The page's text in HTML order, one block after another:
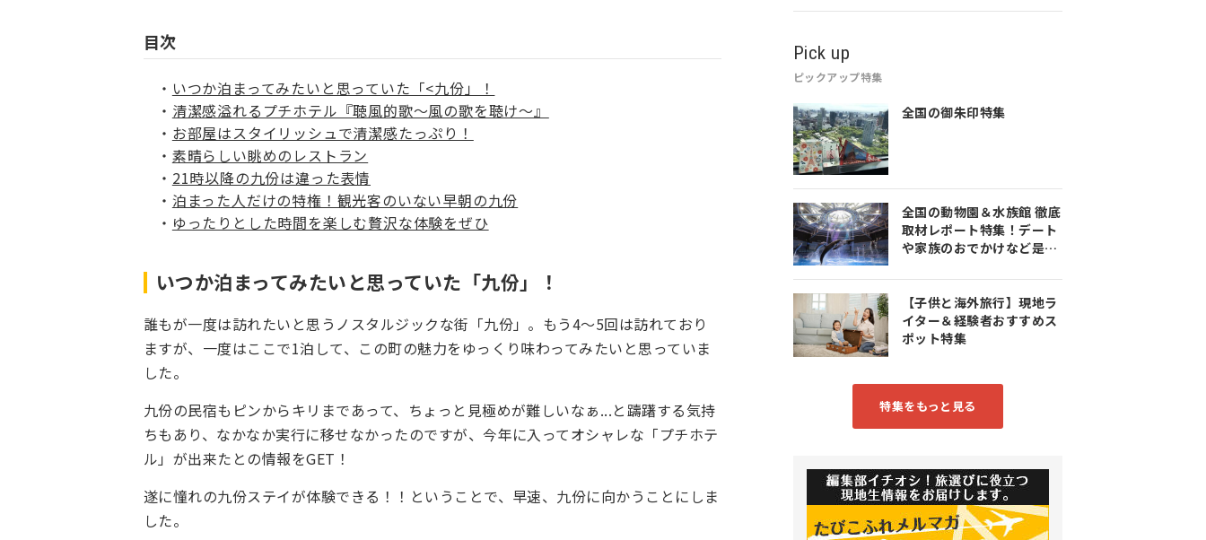
目次
いつか泊まってみたいと思っていた「<九份」！
清潔感溢れるプチホテル『聴風的歌～風の歌を聴け～』
お部屋はスタイリッシュで清潔感たっぷり！
素晴らしい眺めのレストラン
21時以降の九份は違った表情
泊まった人だけの特権！観光客のいない早朝の九份
ゆったりとした時間を楽しむ贅沢な体験をぜひ
いつか泊まってみたいと思っていた「九份」！
誰もが一度は訪れたいと思うノスタルジックな街「九份」。もう4～5回は訪れており
ますが、一度はここで1泊して、この町の魅力をゆっくり味わってみたいと思っていま
した。
九份の民宿もピンからキリまであって、ちょっと見極めが難しいなぁ...と躊躇する気持
ちもあり、なかなか実行に移せなかったのですが、今年に入ってオシャレな「プチホテ
ル」が出来たとの情報をGET！
遂に憧れの九份ステイが体験できる！！ということで、早速、九份に向かうことにしま
した。
Pick up
ピックアップ特集
全国の御朱印特集
全国の動物園＆水族館 徹底
取材レポート特集！デート
や家族のおでかけなど是非
【子供と海外旅行】現地ラ
イター＆経験者おすすめス
ポット特集
特集をもっと見る